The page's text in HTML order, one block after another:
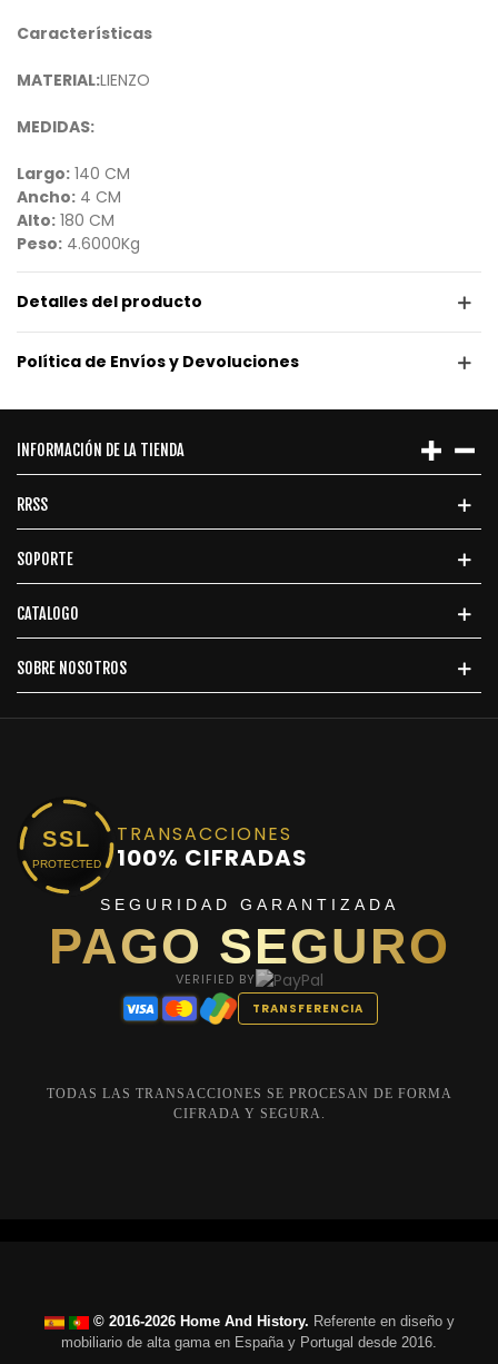
Características
MATERIAL:LIENZO
MEDIDAS:
Largo: 140 CM
Ancho: 4 CM
Alto: 180 CM
Peso: 4.6000Kg
Detalles del producto
Política de Envíos y Devoluciones
INFORMACIÓN DE LA TIENDA
RRSS
SOPORTE
CATALOGO
SOBRE NOSOTROS
SSL
PROTECTED
TRANSACCIONES
100% CIFRADAS
SEGURIDAD GARANTIZADA
PAGO SEGURO
VERIFIED BY
TRANSFERENCIA
TODAS LAS TRANSACCIONES SE PROCESAN DE FORMA
CIFRADA Y SEGURA.
© 2016-2026 Home And History. Referente en diseño y
mobiliario de alta gama en España y Portugal desde 2016.